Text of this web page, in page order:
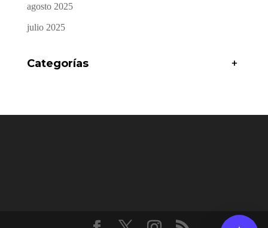
agosto 2025
julio 2025
Categorías +